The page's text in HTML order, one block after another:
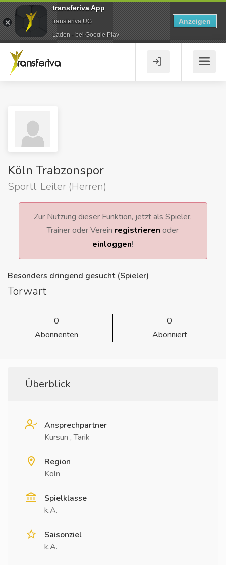
Köln Trabzonspor
Sportl. Leiter (Herren)
Zur Nutzung dieser Funktion, jetzt als Spieler,
Trainer oder Verein registrieren oder
einloggen!
Besonders dringend gesucht (Spieler)
Torwart
0
Abonnenten
0
Abonniert
Überblick
Ansprechpartner
Kursun , Tarik
Region
Köln
Spielklasse
k.A.
Saisonziel
k.A.
transferiva App
transferiva UG
Laden - bei Google Play
Anzeigen